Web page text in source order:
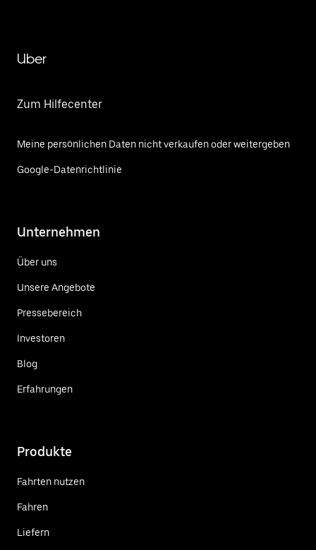
Uber
Zum Hilfecenter
Meine persönlichen Daten nicht verkaufen oder weitergeben
Google-Datenrichtlinie
Unternehmen
Über uns
Unsere Angebote
Pressebereich
Investoren
Blog
Erfahrungen
Produkte
Fahrten nutzen
Fahren
Liefern